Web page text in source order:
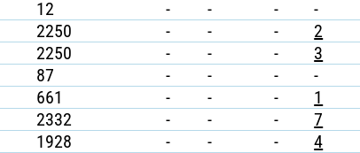
12 - - - -
2250 - - - 2
2250 - - - 3
87 - - - -
661 - - - 1
2332 - - - 7
1928 - - - 4